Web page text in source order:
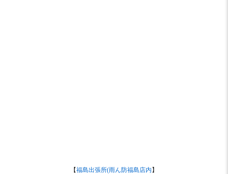
【福島出張所(雨ん防福島店内 】